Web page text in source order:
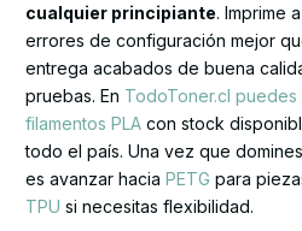
cualquier principiante. Imprime
errores de configuración mejor
entrega acabados de buena
pruebas. En TodoToner.cl
filamentos PLA con stock
todo el país. Una vez que
es avanzar hacia PETG para
TPU si necesitas flexibilidad.